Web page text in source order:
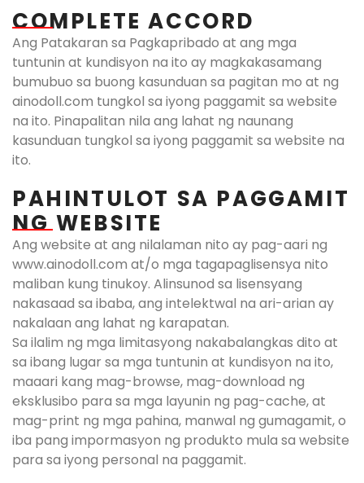
COMPLETE ACCORD
Ang Patakaran sa Pagkapribado at ang mga
tuntunin at kundisyon na ito ay magkakasamang
bumubuo sa buong kasunduan sa pagitan mo at ng
ainodoll.com tungkol sa iyong paggamit sa website
na ito. Pinapalitan nila ang lahat ng naunang
kasunduan tungkol sa iyong paggamit sa website na
ito.
PAHINTULOT SA PAGGAMIT
NG WEBSITE​
Ang website at ang nilalaman nito ay pag-aari ng
www.ainodoll.com at/o mga tagapaglisensya nito
maliban kung tinukoy. Alinsunod sa lisensyang
nakasaad sa ibaba, ang intelektwal na ari-arian ay
nakalaan ang lahat ng karapatan.
Sa ilalim ng mga limitasyong nakabalangkas dito at
sa ibang lugar sa mga tuntunin at kundisyon na ito,
maaari kang mag-browse, mag-download ng
eksklusibo para sa mga layunin ng pag-cache, at
mag-print ng mga pahina, manwal ng gumagamit, o
iba pang impormasyon ng produkto mula sa website
para sa iyong personal na paggamit.